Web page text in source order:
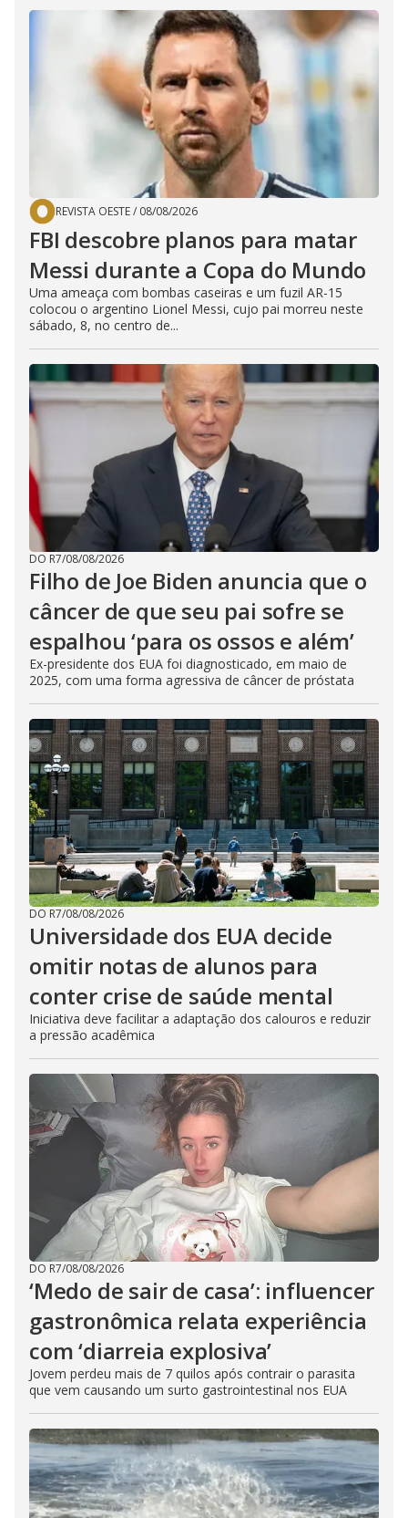
REVISTA OESTE/ 08/08/2026
FBI descobre planos para matar
Messi durante a Copa do Mundo
Uma ameaça com bombas caseiras e um fuzil AR-15
colocou o argentino Lionel Messi, cujo pai morreu neste
sábado, 8, no centro de...
DO R7/08/08/2026
Filho de Joe Biden anuncia que o
câncer de que seu pai sofre se
espalhou ‘para os ossos e além’
Ex-presidente dos EUA foi diagnosticado, em maio de
2025, com uma forma agressiva de câncer de próstata
DO R7/08/08/2026
Universidade dos EUA decide
omitir notas de alunos para
conter crise de saúde mental
Iniciativa deve facilitar a adaptação dos calouros e reduzir
a pressão acadêmica
DO R7/08/08/2026
‘Medo de sair de casa’: influencer
gastronômica relata experiência
com ‘diarreia explosiva’
Jovem perdeu mais de 7 quilos após contrair o parasita
que vem causando um surto gastrointestinal nos EUA